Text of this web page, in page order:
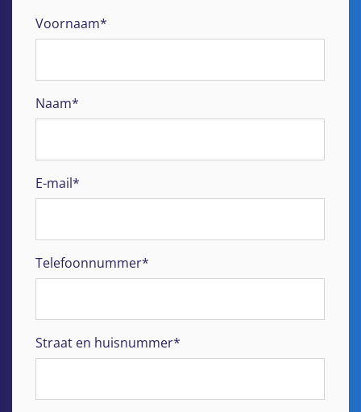
Voornaam*
Naam*
E-mail*
Telefoonnummer*
Straat en huisnummer*